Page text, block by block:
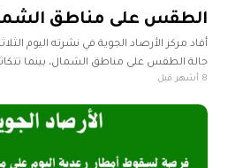
الطقس على مناطق
أفاد مركز الأرصاد الجوية في نشرته اليوم
حالة الطقس على مناطق الشمال، بينما
على مناطق الجنوب الغربي. رأس إجدير حتى
8 أشهر قبل